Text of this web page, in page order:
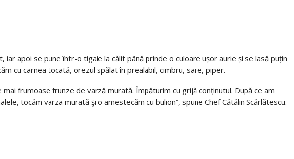
iar apoi se pune într-o tigaie la călit până prinde o culoare ușor aurie și se lasă puțin
cu carnea tocată, orezul spălat în prealabil, cimbru, sare, piper.
frumoase frunze de varză murată. Împăturim cu grijă conținutul. După ce am
tocăm varza murată şi o amestecăm cu bulion”, spune Chef Cătălin Scărlătescu.